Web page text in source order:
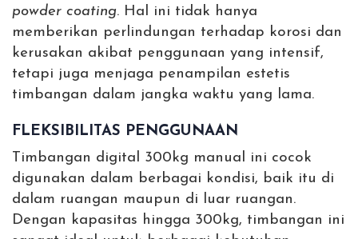
powder coating. Hal ini tidak hanya
memberikan perlindungan terhadap korosi dan
kerusakan akibat penggunaan yang intensif,
tetapi juga menjaga penampilan estetis
timbangan dalam jangka waktu yang lama.
FLEKSIBILITAS PENGGUNAAN
Timbangan digital 300kg manual ini cocok
digunakan dalam berbagai kondisi, baik itu di
dalam ruangan maupun di luar ruangan.
Dengan kapasitas hingga 300kg, timbangan ini